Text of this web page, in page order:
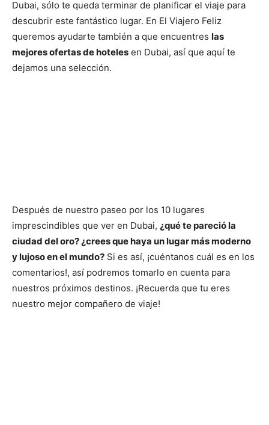
Dubai, sólo te queda terminar de planificar el viaje para
descubrir este fantástico lugar. En El Viajero Feliz
queremos ayudarte también a que encuentres las
mejores ofertas de hoteles en Dubai, así que aquí te
dejamos una selección.
Después de nuestro paseo por los 10 lugares
imprescindibles que ver en Dubai, ¿qué te pareció la
ciudad del oro? ¿crees que haya un lugar más moderno
y lujoso en el mundo? Si es así, ¡cuéntanos cuál es en los
comentarios!, así podremos tomarlo en cuenta para
nuestros próximos destinos. ¡Recuerda que tu eres
nuestro mejor compañero de viaje!